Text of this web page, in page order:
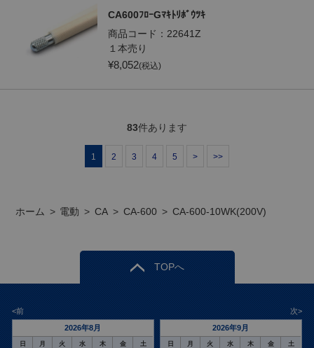
CA600ﾌﾛｰGﾏｷﾄﾘﾎﾞｳﾂｷ
商品コード： 22641Z
１本売り
¥8,052(税込)
83件あります
1 2 3 4 5 > >>
ホーム > 電動 > CA > CA-600 > CA-600-10WK(200V)
TOPへ
<前
次>
2026年8月
日 月 火 水 木 金 土
2026年9月
日 月 火 水 木 金 土